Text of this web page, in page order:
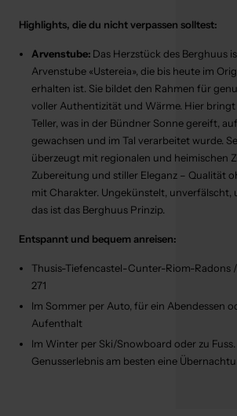
Highlights, die du nicht verpassen solltest:
Arvenstube: Das Herzstück des Berghuus
Arvenstube «Ustereia», die bis heute im
erhalten ist. Sie bildet den Rahmen für
voller Authentizität und Wärme. Hier bringt
Teller, was in der Bündner Sonne gereift,
gewachsen und im Tal verarbeitet wurde.
überzeugt mit regionalen und heimischen
Zubereitung und stiller Eleganz – Qualität
mit Charakter. Ungekünstelt, unverfälscht,
das ist das Berghuus Prinzip.
Entspannt und bequem anreisen:
Thusis-Tiefencastel-Cunter-Riom-Radons
271
Im Sommer per Auto, für ein Abendessen
Aufenthalt
Im Winter per Ski/Snowboard oder zu
Genusserlebnis am besten eine